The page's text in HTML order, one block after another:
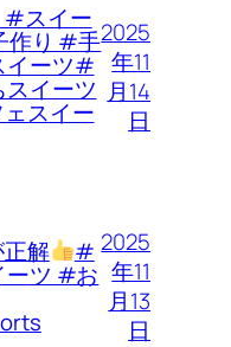
イー
作り #手
イーツ#
イーツ
スイー
2025
年11
月14
日
解 #
ーツ #お
2025
年11
月13
日